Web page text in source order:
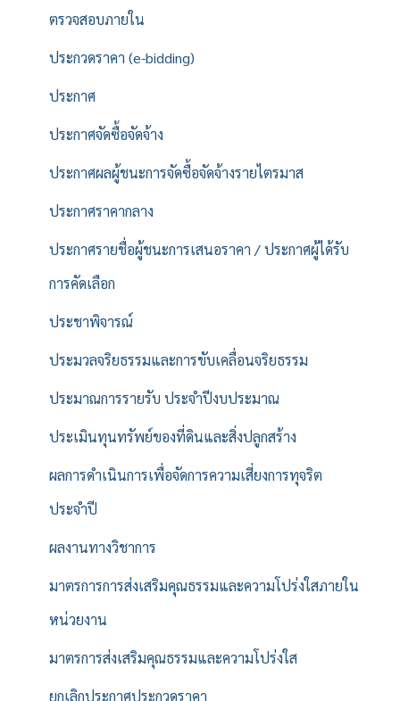
ตรวจสอบภายใน
ประกวดราคา (e-bidding)
ประกาศ
ประกาศจัดซื้อจัดจ้าง
ประกาศผลผู้ชนะการจัดซื้อจัดจ้างรายไตรมาส
ประกาศราคากลาง
ประกาศรายชื่อผู้ชนะการเสนอราคา / ประกาศผู้ได้รับ
การคัดเลือก
ประชาพิจารณ์
ประมวลจริยธรรมและการขับเคลื่อนจริยธรรม
ประมาณการรายรับ ประจำปีงบประมาณ
ประเมินทุนทรัพย์ของที่ดินและสิ่งปลูกสร้าง
ผลการดำเนินการเพื่อจัดการความเสี่ยงการทุจริต
ประจำปี
ผลงานทางวิชาการ
มาตรการการส่งเสริมคุณธรรมและความโปร่งใสภายใน
หน่วยงาน
มาตรการส่งเสริมคุณธรรมและความโปร่งใส
ยกเลิกประกาศประกวดราคา